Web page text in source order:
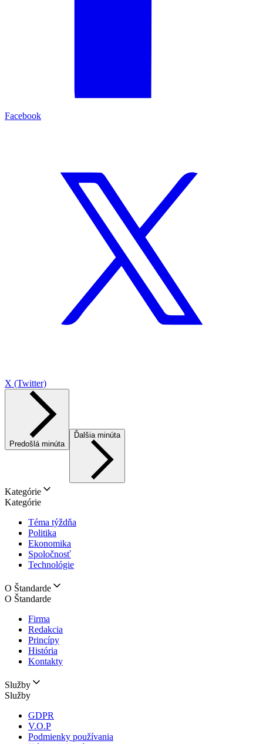
Facebook
X (Twitter)
Predošlá minúta
Ďalšia minúta
Kategórie
Kategórie
Téma týždňa
Politika
Ekonomika
Spoločnosť
Technológie
O Štandarde
O Štandarde
Firma
Redakcia
Princípy
História
Kontakty
Služby
Služby
GDPR
V.O.P
Podmienky používania